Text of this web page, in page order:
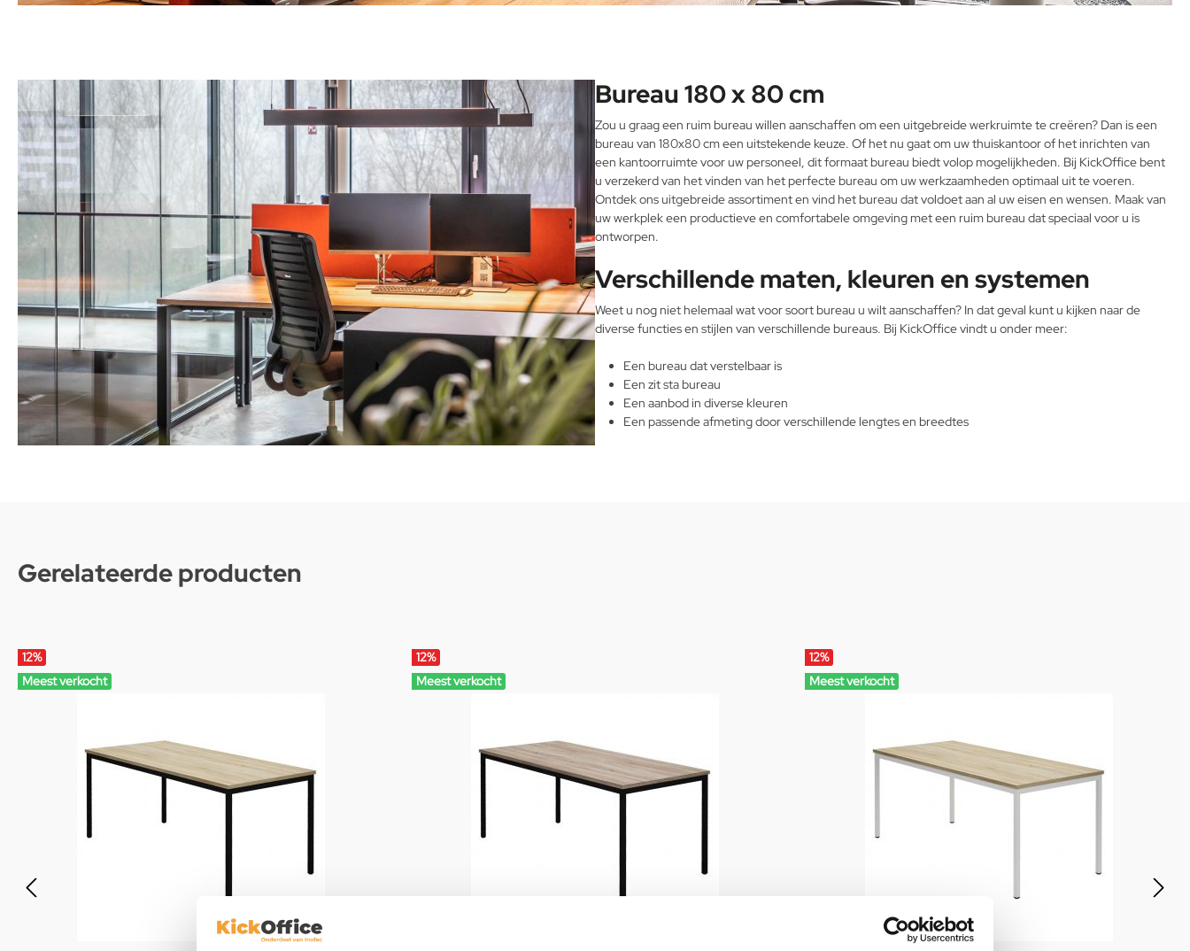
Bureau 180 x 80 cm
Zou u graag een ruim bureau willen aanschaffen om een uitgebreide werkruimte te creëren? Dan is een
bureau van 180x80 cm een uitstekende keuze. Of het nu gaat om uw thuiskantoor of het inrichten van
een kantoorruimte voor uw personeel, dit formaat bureau biedt volop mogelijkheden. Bij KickOffice bent
u verzekerd van het vinden van het perfecte bureau om uw werkzaamheden optimaal uit te voeren.
Ontdek ons uitgebreide assortiment en vind het bureau dat voldoet aan al uw eisen en wensen. Maak van
uw werkplek een productieve en comfortabele omgeving met een ruim bureau dat speciaal voor u is
ontworpen.
Verschillende maten, kleuren en systemen
Weet u nog niet helemaal wat voor soort bureau u wilt aanschaffen? In dat geval kunt u kijken naar de
diverse functies en stijlen van verschillende bureaus. Bij KickOffice vindt u onder meer:
Een bureau dat verstelbaar is
Een zit sta bureau
Een aanbod in diverse kleuren
Een passende afmeting door verschillende lengtes en breedtes
Gerelateerde producten
12%
Meest verkocht
12%
Meest verkocht
12%
Meest verkocht